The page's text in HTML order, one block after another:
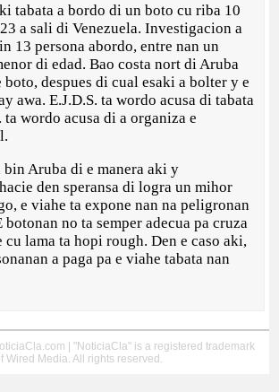
tabata a bordo di un boto cu riba 10
a sali di Venezuela. Investigacion a
13 persona abordo, entre nan un
di edad. Bao costa nort di Aruba
boto, despues di cual esaki a bolter y e
awa. E.J.D.S. ta wordo acusa di tabata
ta wordo acusa di a organiza e
bin Aruba di e manera aki y
den speransa di logra un mihor
e viahe ta expone nan na peligronan
no ta semper adecua pa cruza
cu lama ta hopi rough. Den e caso aki,
a paga pa e viahe tabata nan
| "NoticiaCla" is a registered trademark
Wired Media. All rights reserved.